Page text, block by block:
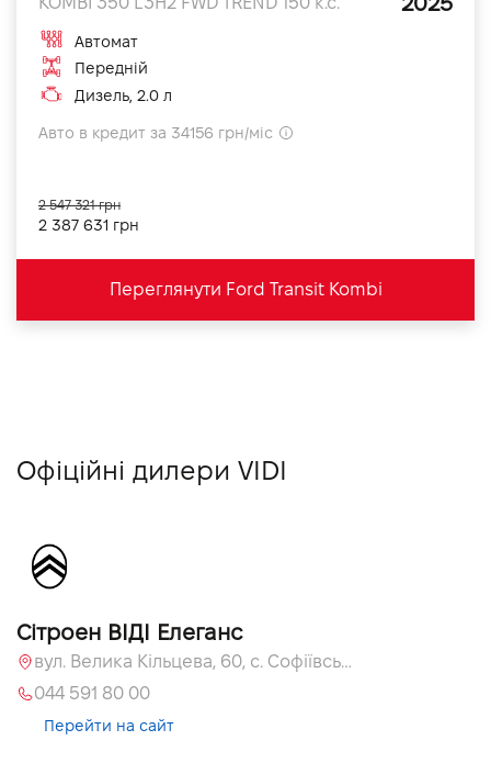
Автомат
Передній
Дизель, 2.0 л
Авто в кредит за 34156 грн/міс
2 387 631 грн
2 547 321 грн
Переглянути Ford Transit Kombi
Офіційні дилери VIDI
Сітроен ВІДІ Елеганс
вул. Велика Кільцева, 60, с. Софіївська Борщагівка, Київська обл., 08131
044 591 80 00
Перейти на сайт